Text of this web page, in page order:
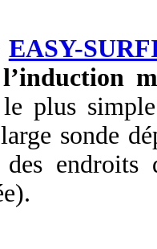
EASY-
l’induction
le plus
sonde
des